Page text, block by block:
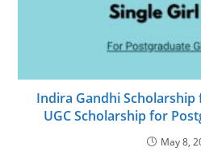
Indira Gandhi Scholarship
UGC Scholarship for
May 8,